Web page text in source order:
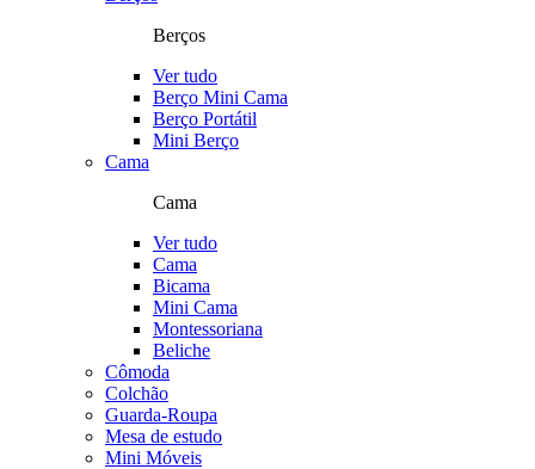
Berços
Ver tudo
Berço Mini Cama
Berço Portátil
Mini Berço
Cama
Cama
Ver tudo
Cama
Bicama
Mini Cama
Montessoriana
Beliche
Cômoda
Colchão
Guarda-Roupa
Mesa de estudo
Mini Móveis